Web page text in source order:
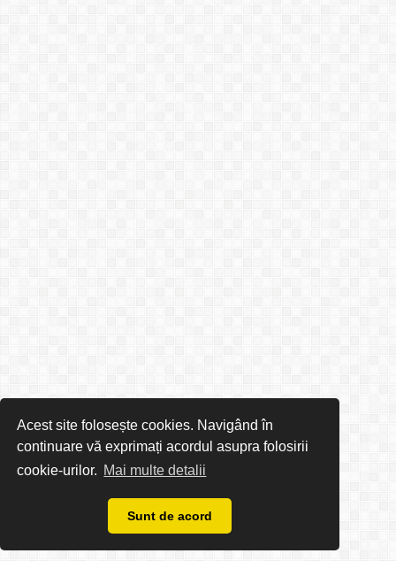
Acest site folosește cookies. Navigând în
continuare vă exprimați acordul asupra folosirii
cookie-urilor. Mai multe detalii
Sunt de acord